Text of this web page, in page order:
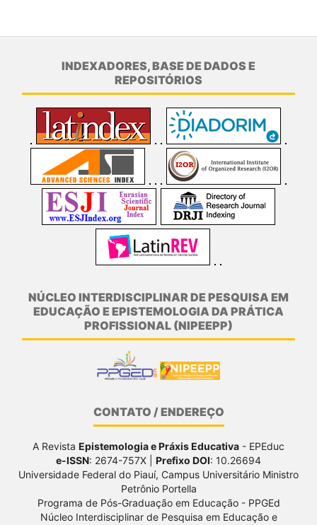
INDEXADORES, BASE DE DADOS E
REPOSITÓRIOS
NÚCLEO INTERDISCIPLINAR DE PESQUISA EM
EDUCAÇÃO E EPISTEMOLOGIA DA PRÁTICA
PROFISSIONAL (NIPEEPP)
CONTATO / ENDEREÇO
A Revista Epistemologia e Práxis Educativa - EPEduc
e-ISSN: 2674-757X | Prefixo DOI: 10.26694
Universidade Federal do Piauí, Campus Universitário Ministro
Petrônio Portella
Programa de Pós-Graduação em Educação - PPGEd
Núcleo Interdisciplinar de Pesquisa em Educação e